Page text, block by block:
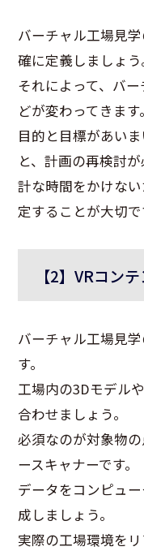
バーチャル工場見
確に定義しましょう
それによって、バ
どが変わってきます。
目的と目標があい
と、計画の再検討
計な時間をかけな
定することが大切で
【2】VRコン
バーチャル工場見
す。
工場内の3Dモデル
合わせましょう。
必須なのが対象物
ースキャナーです。
データをコンピュ
成しましょう。
実際の工場環境を